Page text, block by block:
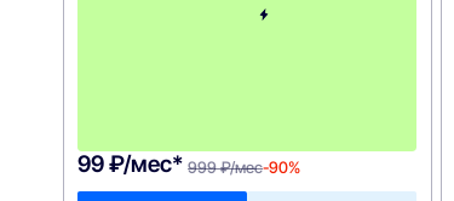
99 ₽/мес* 999 ₽/мес-90%